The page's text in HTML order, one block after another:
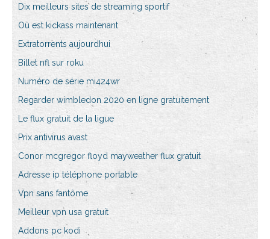
Dix meilleurs sites de streaming sportif
Où est kickass maintenant
Extratorrents aujourdhui
Billet nfl sur roku
Numéro de série mi424wr
Regarder wimbledon 2020 en ligne gratuitement
Le flux gratuit de la ligue
Prix antivirus avast
Conor mcgregor floyd mayweather flux gratuit
Adresse ip téléphone portable
Vpn sans fantôme
Meilleur vpn usa gratuit
Addons pc kodi